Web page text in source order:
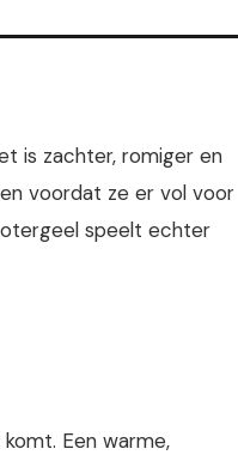
is zachter, romiger en
voordat ze er vol voor
speelt echter
Een warme,